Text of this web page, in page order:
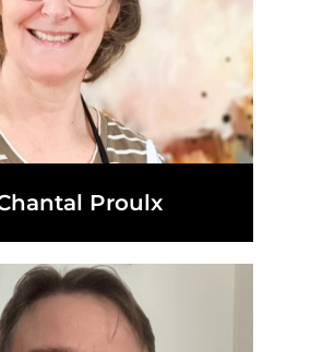
Proulx